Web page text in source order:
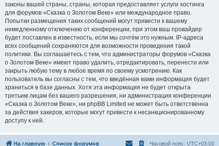
законы вашей страны, страны, которая предоставляет услуги хостинга
для форумов «Сказка о Золотом Веке» или международное право.
Попытки размещения таких сообщений могут привести к вашему
немедленному отключению от конференции, при этом ваш провайдер
будет поставлен в известность, если мы сочтём это нужным. IP-адреса
всех сообщений сохраняются для возможности проведения такой
политики. Вы соглашаетесь с тем, что администраторы форумов «Сказка
о Золотом Веке» имеют право удалить, отредактировать, перенести или
закрыть любую тему в любое время по своему усмотрению. Как
пользователь вы согласны с тем, что введённая вами информация будет
храниться в базе данных. Хотя эта информация не будет открыта
третьим лицам без вашего разрешения, ни администрация конференции
«Сказка о Золотом Веке», ни phpBB Limited не может быть ответственна
за действия хакеров, которые могут привести к несанкционированному
доступу к ней.
На главную Список форумов Часовой пояс: UTC+03:00